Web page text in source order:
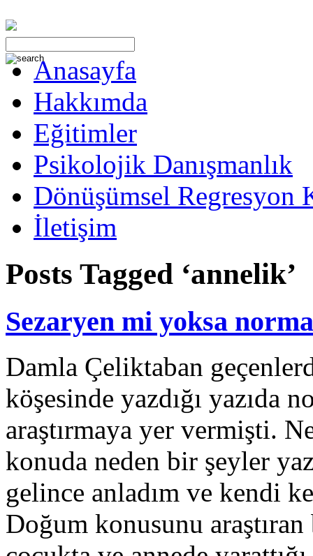
Anasayfa
Hakkımda
Eğitimler
Psikolojik Danışmanlık
Dönüşümsel Regresyon
İletişim
Posts Tagged ‘annelik’
Sezaryen mi yoksa
Damla Çeliktaban
köşesinde yazdığı
araştırmaya yer vermişti.
konuda neden bir şeyler
gelince anladım ve kendi
Doğum konusunu